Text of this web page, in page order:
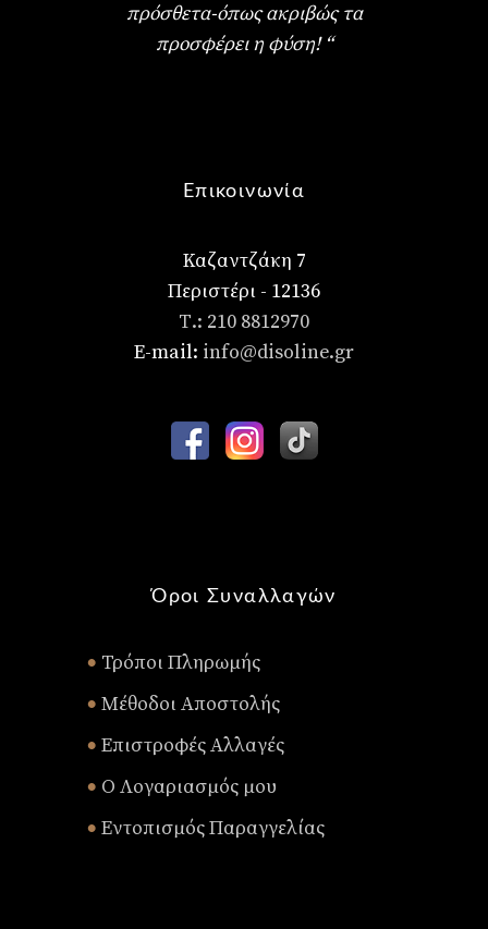
πρόσθετα-όπως ακριβώς τα
προσφέρει η φύση! “
Επικοινωνία
Καζαντζάκη 7
Περιστέρι - 12136
Τ.: 210 8812970
E-mail: info@disoline.gr
Όροι Συναλλαγών
• Τρόποι Πληρωμής
• Μέθοδοι Αποστολής
• Επιστροφές Αλλαγές
• Ο Λογαριασμός μου
• Εντοπισμός Παραγγελίας